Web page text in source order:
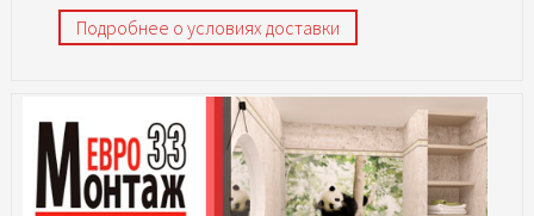
Подробнее о условиях доставки